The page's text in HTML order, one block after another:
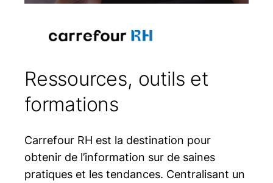
Ressources, outils et
formations
Carrefour RH est la destination pour
obtenir de l’information sur de saines
pratiques et les tendances. Centralisant un